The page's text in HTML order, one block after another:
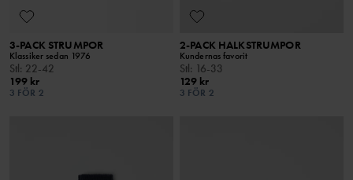
3-PACK STRUMPOR
Klassiker sedan 1976
Stl: 22-42
199 kr
3 FÖR 2
2-PACK HALKSTRUMPOR
Kundernas favorit
Stl: 16-33
129 kr
3 FÖR 2